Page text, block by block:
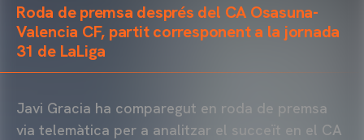
Roda de premsa després del CA Osasuna-
Valencia CF, partit corresponent a la jornada
31 de LaLiga
Javi Gracia ha comparegut en roda de premsa
via telemàtica per a analitzar el succeït en el CA